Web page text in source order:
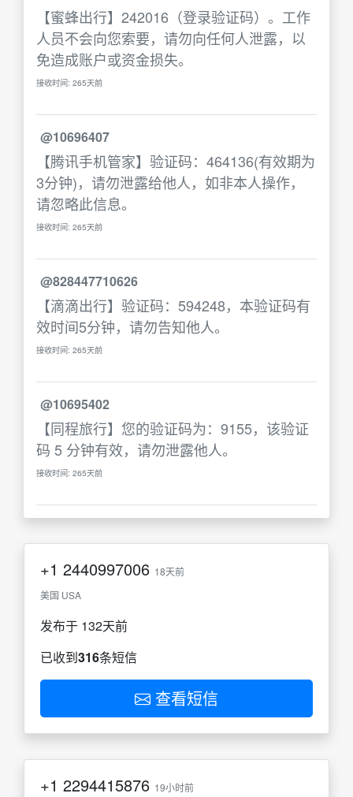
【蜜蜂出行】242016（登录验证码）。工作
人员不会向您索要，请勿向任何人泄露，以
免造成账户或资金损失。
接收时间: 265天前
@10696407
【腾讯手机管家】验证码：464136(有效期为
3分钟)，请勿泄露给他人，如非本人操作，
请忽略此信息。
接收时间: 265天前
@828447710626
【滴滴出行】验证码：594248，本验证码有
效时间5分钟，请勿告知他人。
接收时间: 265天前
@10695402
【同程旅行】您的验证码为：9155，该验证
码 5 分钟有效，请勿泄露他人。
接收时间: 265天前
+1 2440997006 18天前
美国 USA
发布于 132天前
已收到316条短信
查看短信
+1 2294415876 19小时前